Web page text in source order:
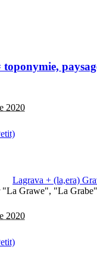
2020
Lagrava + (la,era)
"La Grawe", "La
2020